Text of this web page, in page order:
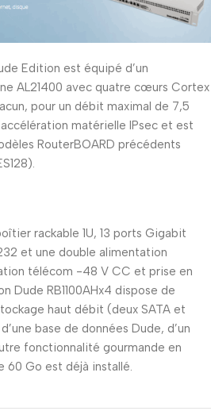
Edition est équipé d’un
AL21400 avec quatre cœurs Cortex
pour un débit maximal de 7,5
matérielle IPsec et est
RouterBOARD précédents
rackable 1U, 13 ports Gigabit
et une double alimentation
télécom -48 V CC et prise en
Dude RB1100AHx4 dispose de
haut débit (deux SATA et
base de données Dude, d’un
fonctionnalité gourmande en
60 Go est déjà installé.